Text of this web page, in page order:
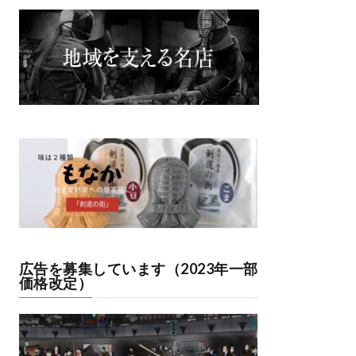
広告を募集しています（2023年一部
価格改定）